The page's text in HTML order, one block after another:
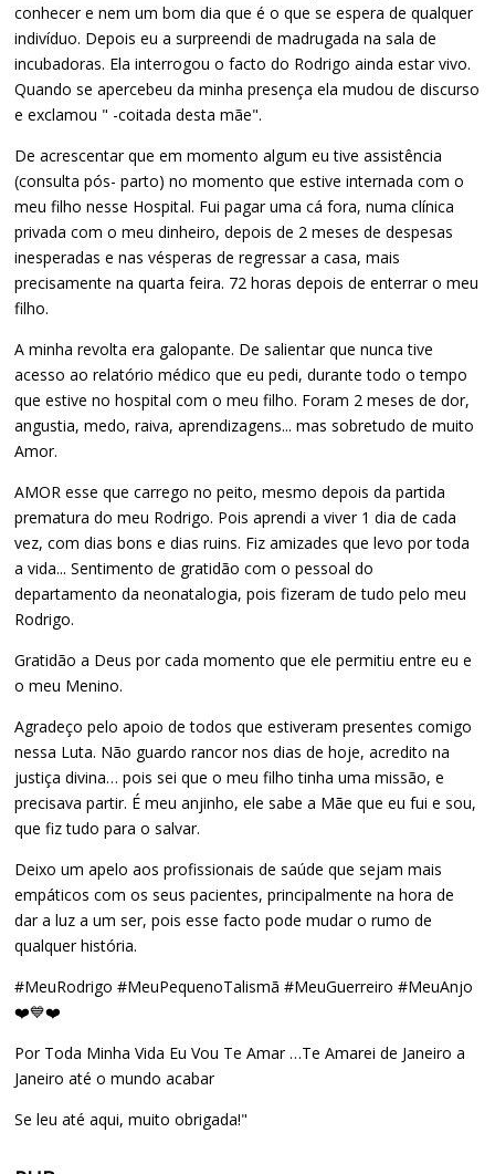
conhecer e nem um bom dia que é o que se espera de qualquer
indivíduo. Depois eu a surpreendi de madrugada na sala de
incubadoras. Ela interrogou o facto do Rodrigo ainda estar vivo.
Quando se apercebeu da minha presença ela mudou de discurso
e exclamou " -coitada desta mãe".
De acrescentar que em momento algum eu tive assistência
(consulta pós- parto) no momento que estive internada com o
meu filho nesse Hospital. Fui pagar uma cá fora, numa clínica
privada com o meu dinheiro, depois de 2 meses de despesas
inesperadas e nas vésperas de regressar a casa, mais
precisamente na quarta feira. 72 horas depois de enterrar o meu
filho.
A minha revolta era galopante. De salientar que nunca tive
acesso ao relatório médico que eu pedi, durante todo o tempo
que estive no hospital com o meu filho. Foram 2 meses de dor,
angustia, medo, raiva, aprendizagens... mas sobretudo de muito
Amor.
AMOR esse que carrego no peito, mesmo depois da partida
prematura do meu Rodrigo. Pois aprendi a viver 1 dia de cada
vez, com dias bons e dias ruins. Fiz amizades que levo por toda
a vida... Sentimento de gratidão com o pessoal do
departamento da neonatalogia, pois fizeram de tudo pelo meu
Rodrigo.
Gratidão a Deus por cada momento que ele permitiu entre eu e
o meu Menino.
Agradeço pelo apoio de todos que estiveram presentes comigo
nessa Luta. Não guardo rancor nos dias de hoje, acredito na
justiça divina… pois sei que o meu filho tinha uma missão, e
precisava partir. É meu anjinho, ele sabe a Mãe que eu fui e sou,
que fiz tudo para o salvar.
Deixo um apelo aos profissionais de saúde que sejam mais
empáticos com os seus pacientes, principalmente na hora de
dar a luz a um ser, pois esse facto pode mudar o rumo de
qualquer história.
#MeuRodrigo #MeuPequenoTalismã #MeuGuerreiro #MeuAnjo
❤️💙❤️
Por Toda Minha Vida Eu Vou Te Amar …Te Amarei de Janeiro a
Janeiro até o mundo acabar
Se leu até aqui, muito obrigada!"